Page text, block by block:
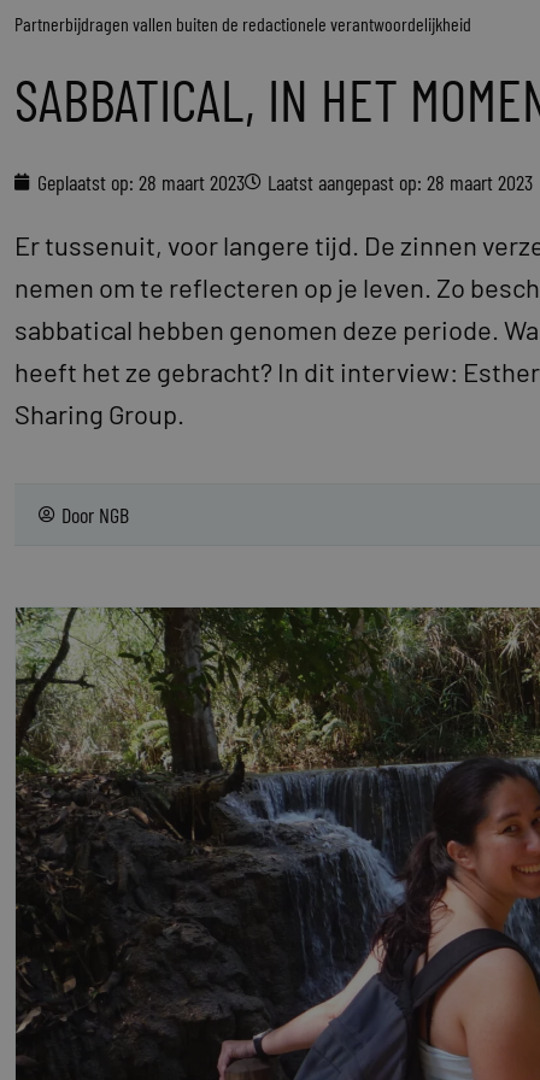
Partnerbijdragen vallen buiten de redactionele verantwoordelijkheid
SABBATICAL, IN HET
Geplaatst op: 28 maart 2023 Laatst aangepast op: 28 maart 2023
Er tussenuit, voor langere tijd. De zinnen
nemen om te reflecteren op je leven. Zo
sabbatical hebben genomen deze periode.
heeft het ze gebracht? In dit interview:
Sharing Group.
Door NGB